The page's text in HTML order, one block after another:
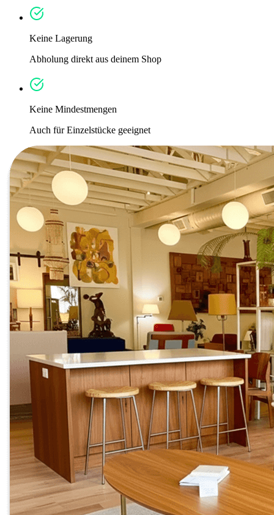
Keine Lagerung
Abholung direkt aus deinem Shop
Keine Mindestmengen
Auch für Einzelstücke geeignet